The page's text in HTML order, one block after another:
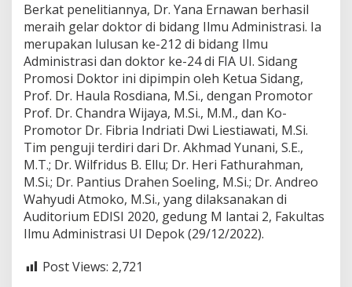
Berkat penelitiannya, Dr. Yana Ernawan berhasil
meraih gelar doktor di bidang Ilmu Administrasi. Ia
merupakan lulusan ke-212 di bidang Ilmu
Administrasi dan doktor ke-24 di FIA UI. Sidang
Promosi Doktor ini dipimpin oleh Ketua Sidang,
Prof. Dr. Haula Rosdiana, M.Si., dengan Promotor
Prof. Dr. Chandra Wijaya, M.Si., M.M., dan Ko-
Promotor Dr. Fibria Indriati Dwi Liestiawati, M.Si.
Tim penguji terdiri dari Dr. Akhmad Yunani, S.E.,
M.T.; Dr. Wilfridus B. Ellu; Dr. Heri Fathurahman,
M.Si.; Dr. Pantius Drahen Soeling, M.Si.; Dr. Andreo
Wahyudi Atmoko, M.Si., yang dilaksanakan di
Auditorium EDISI 2020, gedung M lantai 2, Fakultas
Ilmu Administrasi UI Depok (29/12/2022).
Post Views: 2,721